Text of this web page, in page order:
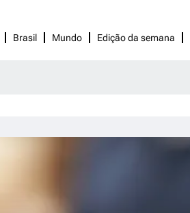
Brasil Mundo Edição da semana